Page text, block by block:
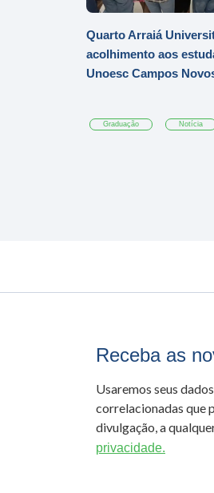
Quarto Arraiá
acolhimento aos
Unoesc Campos
Graduação Notícia
Receba as
Usaremos seus
correlacionadas que
divulgação, a
privacidade.